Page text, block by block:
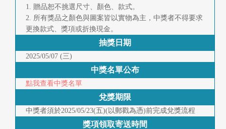
1. 贈品恕不挑選尺寸、顏色、款式。
2. 所有獎品之顏色與圖案皆以實物為主，中獎者不得要求
更換款式、獎項或折換現金。
抽獎日期
2025/05/07 (三)
中獎名單公布
點我查看中獎名單
兌獎期限
中獎者須於2025/05/23(五)(以郵戳為憑)前完成兌獎流程
獎項領取寄送時間